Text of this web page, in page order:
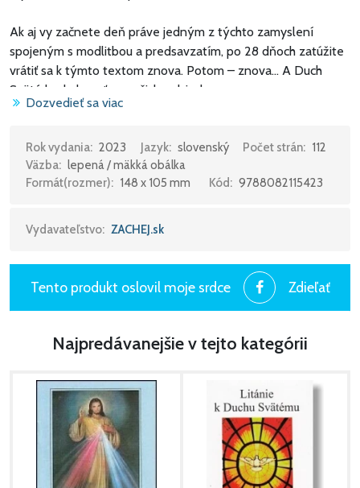
Ak aj vy začnete deň práve jedným z týchto zamyslení
spojeným s modlitbou a predsavzatím, po 28 dňoch zatúžite
vrátiť sa k týmto textom znova. Potom – znova... A Duch
Svätý bude konať vo vašich srdciach.
tak potrebnej v dnešnej komplikovanej dobe. Osobitý štýl je
vhodný pre ľudí každého veku a vďaka útlosti brožúrky sa
môže stať súčasťou kabelky, spisovej zložky, priehradky auta,
Dozvedieť sa viac
Rok vydania: 2023 Jazyk: slovenský Počet strán: 112
Väzba: lepená / mäkká obálka
Formát(rozmer): 148 x 105 mm Kód: 9788082115423
Vydavateľstvo: ZACHEJ.sk
Tento produkt oslovil moje srdce Zdieľať
Najpredávanejšie v tejto kategórii